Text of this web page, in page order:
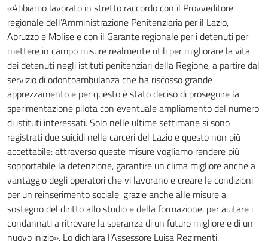
«Abbiamo lavorato in stretto raccordo con il Provveditore
regionale dell’Amministrazione Penitenziaria per il Lazio,
Abruzzo e Molise e con il Garante regionale per i detenuti per
mettere in campo misure realmente utili per migliorare la vita
dei detenuti negli istituti penitenziari della Regione, a partire dal
servizio di odontoambulanza che ha riscosso grande
apprezzamento e per questo è stato deciso di proseguire la
sperimentazione pilota con eventuale ampliamento del numero
di istituti interessati. Solo nelle ultime settimane si sono
registrati due suicidi nelle carceri del Lazio e questo non più
accettabile: attraverso queste misure vogliamo rendere più
sopportabile la detenzione, garantire un clima migliore anche a
vantaggio degli operatori che vi lavorano e creare le condizioni
per un reinserimento sociale, grazie anche alle misure a
sostegno del diritto allo studio e della formazione, per aiutare i
condannati a ritrovare la speranza di un futuro migliore e di un
nuovo inizio». Lo dichiara l’Assessore Luisa Regimenti.